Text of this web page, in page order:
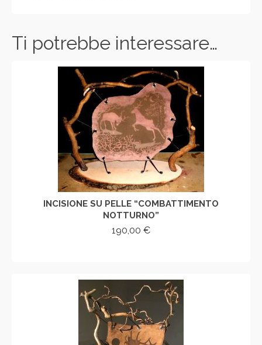
Ti potrebbe interessare…
INCISIONE SU PELLE “COMBATTIMENTO
NOTTURNO”
190,00 €